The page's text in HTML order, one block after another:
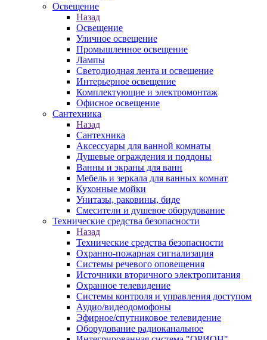
Освещение
Назад
Освещение
Уличное освещение
Промышленное освещение
Лампы
Светодиодная лента и освещение
Интерьерное освещение
Комплектующие и электромонтаж
Офисное освещение
Сантехника
Назад
Сантехника
Аксессуары для ванной комнаты
Душевые ограждения и поддоны
Ванны и экраны для ванн
Мебель и зеркала для ванных комнат
Кухонные мойки
Унитазы, раковины, биде
Смесители и душевое оборудование
Технические средства безопасности
Назад
Технические средства безопасности
Охранно-пожарная сигнализация
Системы речевого оповещения
Источники вторичного электропитания
Охранное телевидение
Системы контроля и управления доступом
Аудио/видеодомофоны
Эфирное/спутниковое телевидение
Оборудование радиоканальное